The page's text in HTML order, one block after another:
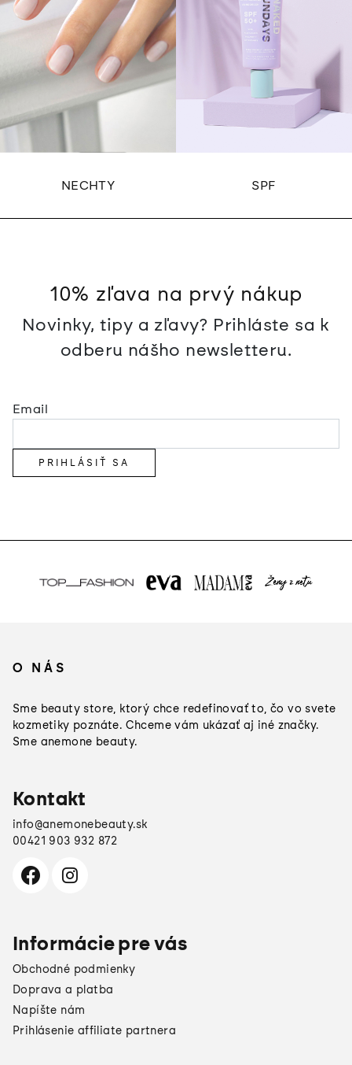
NECHTY SPF
10% zľava na prvý nákup
Novinky, tipy a zľavy? Prihláste sa k
odberu nášho newsletteru.
Email
PRIHLÁSIŤ SA
O NÁS
Sme beauty store, ktorý chce redefinovať to, čo vo svete
kozmetiky poznáte. Chceme vám ukázať aj iné značky.
Sme anemone beauty.
Kontakt
info@anemonebeauty.sk
00421 903 932 872
Informácie pre vás
Obchodné podmienky
Doprava a platba
Napíšte nám
Prihlásenie affiliate partnera